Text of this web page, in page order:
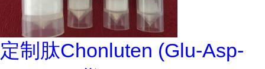
定制肽Chonluten (Glu-Asp-